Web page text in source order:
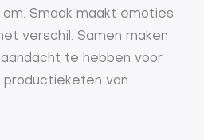
Smaak maakt emoties
verschil. Samen maken
te hebben voor
van